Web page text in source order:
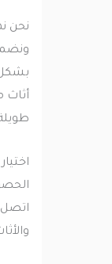
نحن
ونضمن
بشكل
أثاث
طويلة.
اختيار
الحصول
اتصل بنا
والأثاث